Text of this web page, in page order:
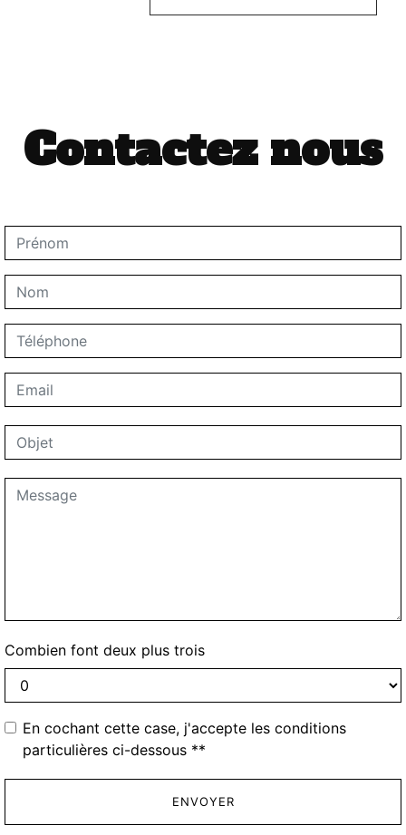
Contactez nous
Combien font deux plus trois
En cochant cette case, j'accepte les conditions
particulières ci-dessous **
ENVOYER